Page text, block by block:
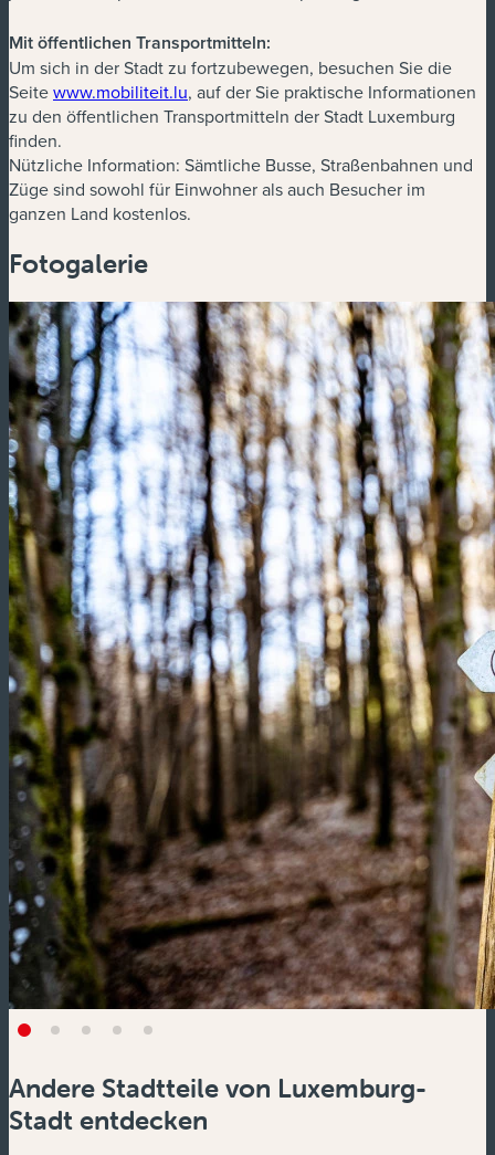
Mit öffentlichen Transportmitteln:
Um sich in der Stadt zu fortzubewegen, besuchen Sie die
Seitewww.mobiliteit.lu(neues Fenster)
, auf der Sie praktische Informationen
zu den öffentlichen Transportmitteln der Stadt Luxemburg
finden.
Nützliche Information: Sämtliche Busse, Straßenbahnen und
Züge sind sowohl für Einwohner als auch Besucher im
ganzen Land kostenlos.
Fotogalerie
Andere Stadtteile von Luxemburg-
Stadt entdecken